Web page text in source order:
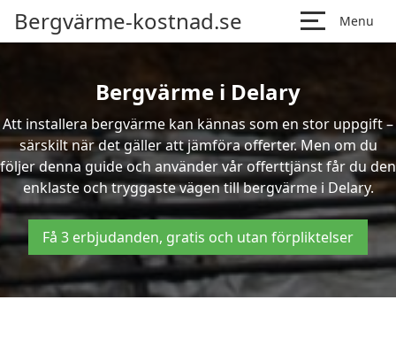
Bergvärme-kostnad.se Menu
Bergvärme i Delary
Att installera bergvärme kan kännas som en stor uppgift –
särskilt när det gäller att jämföra offerter. Men om du
följer denna guide och använder vår offerttjänst får du den
enklaste och tryggaste vägen till bergvärme i Delary.
Få 3 erbjudanden, gratis och utan förpliktelser